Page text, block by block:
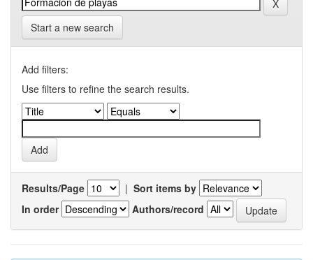
Start a new search
Add filters:
Use filters to refine the search results.
Results/Page | Sort items by
In order
Authors/record